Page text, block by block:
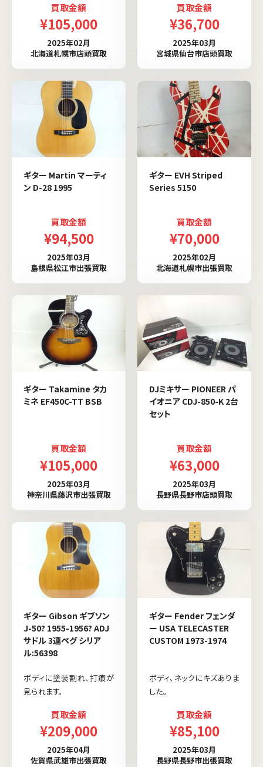
買取金額
¥105,000
2025年02月
北海道札幌市店頭買取
買取金額
¥36,700
2025年03月
宮城県仙台市店頭買取
ギター Martin マーティ
ン D-28 1995
買取金額
¥94,500
2025年03月
島根県松江市出張買取
ギター EVH Striped
Series 5150
買取金額
¥70,000
2025年02月
北海道札幌市出張買取
ギター Takamine タカ
ミネ EF450C-TT BSB
買取金額
¥105,000
2025年03月
神奈川県藤沢市出張買取
DJミキサー PIONEER パ
イオニア CDJ-850-K 2台
セット
買取金額
¥63,000
2025年03月
長野県長野市店頭買取
ギター Gibson ギブソン
J-50? 1955-1956? ADJ
サドル 3連ペグ シリア
ル:56398
ボディに塗装割れ、打痕が
見られます。
買取金額
¥209,000
2025年04月
佐賀県武雄市出張買取
ギター Fender フェンダ
ー USA TELECASTER
CUSTOM 1973-1974
ボディ、ネックにキズありま
した。
買取金額
¥85,100
2025年03月
長野県長野市出張買取